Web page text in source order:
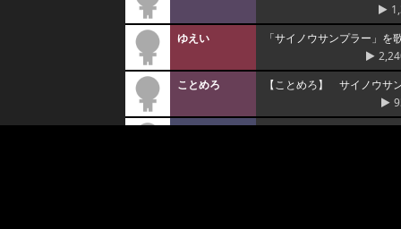
ゆえい
「サイノウサンプラー」を
ことめろ
【ことめろ】 サイノウ